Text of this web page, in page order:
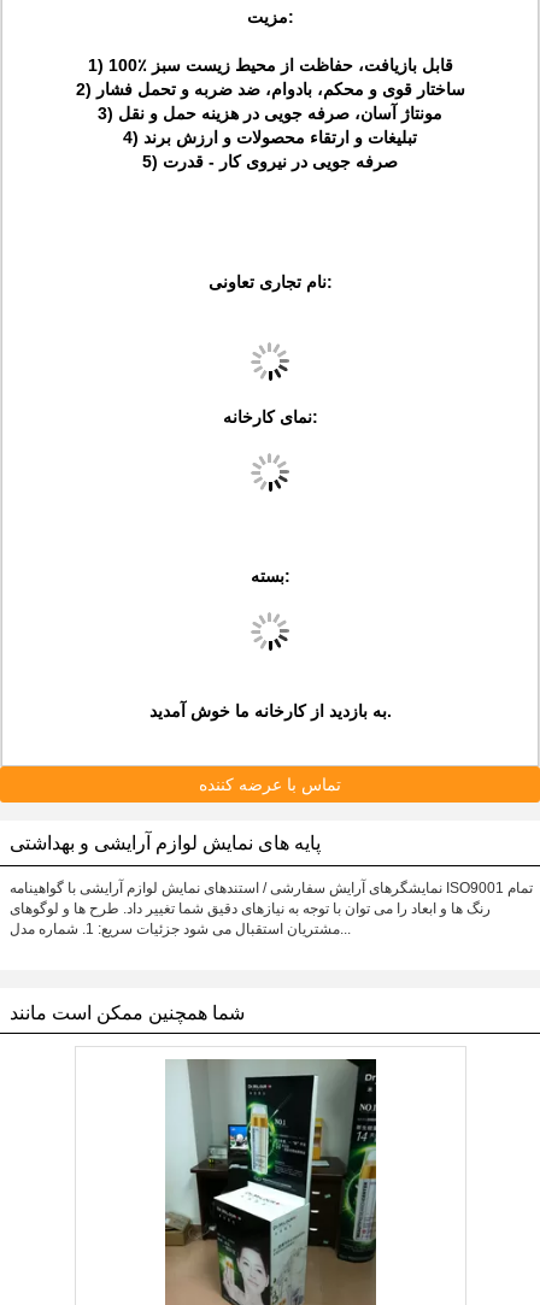
مزیت:
1) 100٪ قابل بازیافت، حفاظت از محیط زیست سبز
2) ساختار قوی و محکم، بادوام، ضد ضربه و تحمل فشار
3) مونتاژ آسان، صرفه جویی در هزینه حمل و نقل
4) تبلیغات و ارتقاء محصولات و ارزش برند
5) صرفه جویی در نیروی کار - قدرت
نام تجاری تعاونی:
نمای کارخانه:
بسته:
به بازدید از کارخانه ما خوش آمدید.
تماس با عرضه کننده
پایه های نمایش لوازم آرایشی و بهداشتی
نمایشگرهای آرایش سفارشی / استندهای نمایش لوازم آرایشی با گواهینامه ISO9001 تمام
رنگ ها و ابعاد را می توان با توجه به نیازهای دقیق شما تغییر داد. طرح ها و لوگوهای
مشتریان استقبال می شود جزئیات سریع: 1. شماره مدل...
شما همچنین ممکن است مانند